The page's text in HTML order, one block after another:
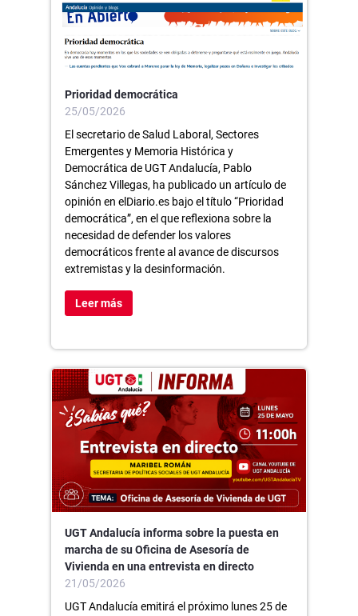
Prioridad democrática
25/05/2026
El secretario de Salud Laboral, Sectores
Emergentes y Memoria Histórica y
Democrática de UGT Andalucía, Pablo
Sánchez Villegas, ha publicado un artículo de
opinión en elDiario.es bajo el título “Prioridad
democrática”, en el que reflexiona sobre la
necesidad de defender los valores
democráticos frente al avance de discursos
extremistas y la desinformación.
Leer más
UGT Andalucía informa sobre la puesta en
marcha de su Oficina de Asesoría de
Vivienda en una entrevista en directo
21/05/2026
UGT Andalucía emitirá el próximo lunes 25 de